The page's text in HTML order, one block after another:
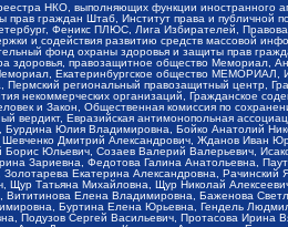
НКО, выполняющих функции иностранного
прав граждан Штаб, Институт права и публичной
Феникс ПЛЮС, Лига Избирателей,
и содействия развитию средств массовой
фонд охраны здоровья и защиты прав
здоровья, правозащитное общество Мемориал,
Екатеринбургское общество МЕМОРИАЛ,
Пермский региональный правозащитный центр,
некоммерческих организаций, Гражданское
и Закон, Общественная комиссия по
вердикт, Евразийская антимонопольная
Бурдина Юлия Владимировна, Бойко Анатолий
Шевченко Дмитрий Александрович, Жданов Иван
Борис Юльевич, Созаев Валерий Валерьевич,
Зариевна, Федотова Галина Анатольевна,
Золотарева Екатерина Александровна,
Щур Татьяна Михайловна, Щур Николай
Вититинова Елена Владимировна, Баженова
Буртина Елена Юрьевна, Гендель
Подузов Сергей Васильевич, Протасова Ирина